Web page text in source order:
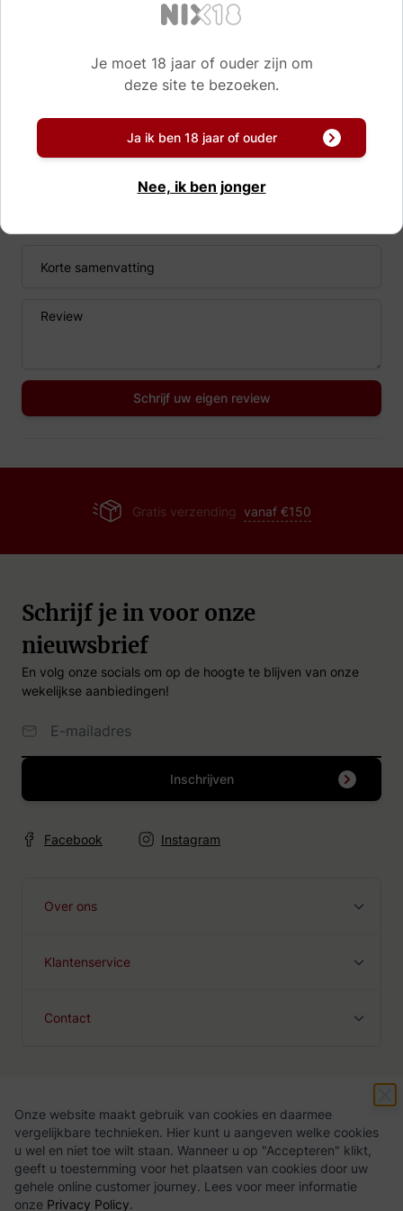
Onze website maakt gebruik van cookies en daarmee
vergelijkbare technieken. Hier kunt u aangeven welke cookies
u wel en niet toe wilt staan. Wanneer u op "Accepteren" klikt,
geeft u toestemming voor het plaatsen van cookies door uw
gehele online customer journey. Lees voor meer informatie
onze Privacy Policy.
Reviews
Er zijn nog geen reviews van dit product.
Schrijf uw eigen review
Gratis verzending vanaf €150
Schrijf je in voor onze
nieuwsbrief
En volg onze socials om op de hoogte te blijven van onze
wekelijkse aanbiedingen!
Inschrijven
Facebook Instagram
Over ons
Klantenservice
Contact
Algemene voorwaarden Privacy Policy
Je moet 18 jaar of ouder zijn om
deze site te bezoeken.
Ja ik ben 18 jaar of ouder
Nee, ik ben jonger